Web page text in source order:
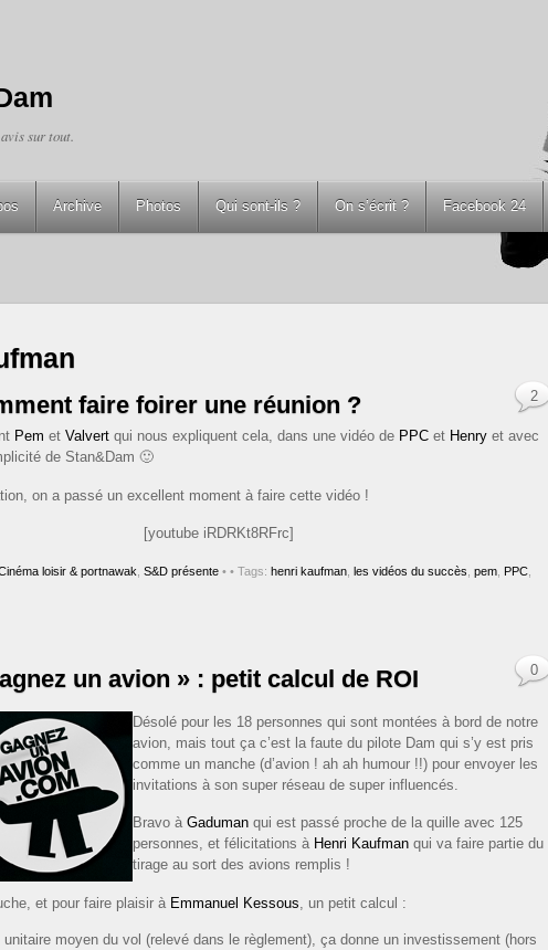
sur tout.
Archive Photos Qui sont-ils ? On s’écrit ? Facebook 24
faire foirer une réunion ?
Pem et Valvert qui nous expliquent cela, dans une vidéo de PPC et Henry et avec
de Stan&Dam 🙂
on a passé un excellent moment à faire cette vidéo !
[youtube iRDRKt8RFrc]
loisir & portnawak S&D présente •
2
• Tags: henri kaufman les vidéos du succès pem PPC
un avion » : petit calcul de ROI
Désolé pour les 18 personnes qui sont montées à bord de notre
avion, mais tout ça c’est la faute du pilote Dam qui s’y est pris
comme un manche (d’avion ! ah ah humour !!) pour envoyer les
invitations à son super réseau de super influencés.
Bravo à Gaduman qui est passé proche de la quille avec 125
personnes, et félicitations à Henri Kaufman qui va faire partie du
tirage au sort des avions remplis !
et pour faire plaisir à Emmanuel Kessous , un petit calcul :
moyen du vol (relevé dans le règlement), ça donne un investissement (hors
0